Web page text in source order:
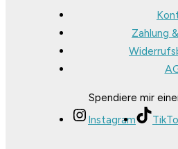
Zahlung
Spendiere mir
Instagram